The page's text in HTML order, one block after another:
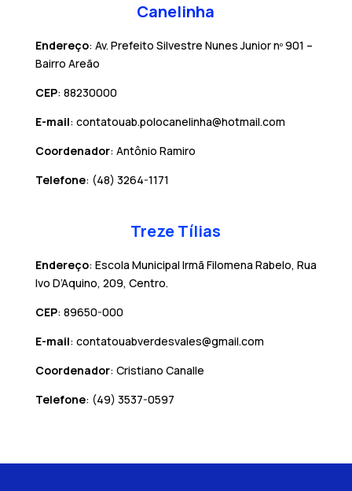
Canelinha
Endereço: Av. Prefeito Silvestre Nunes Junior nº 901 –
Bairro Areão
CEP: 88230000
E-mail: contatouab.polocanelinha@hotmail.com
Coordenador: Antônio Ramiro
Telefone: (48) 3264-1171
Treze Tílias
Endereço: Escola Municipal Irmã Filomena Rabelo, Rua
Ivo D’Aquino, 209, Centro.
CEP: 89650-000
E-mail: contatouabverdesvales@gmail.com
Coordenador: Cristiano Canalle
Telefone: (49) 3537-0597